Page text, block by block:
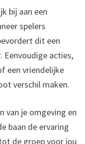
bij aan een
spelers
dit een
Eenvoudige acties,
een vriendelijke
verschil maken.
van je omgeving en
baan de ervaring
de groep voor jou